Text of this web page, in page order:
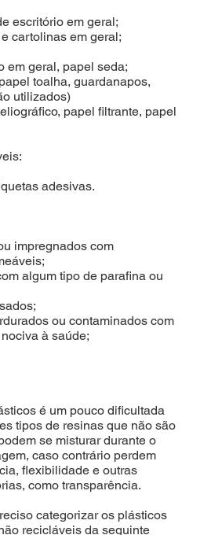
escritório em geral;
cartolinas em geral;
em geral, papel seda;
toalha, guardanapos,
utilizados)
papel filtrante, papel
adesivas.
impregnados com
algum tipo de parafina ou
ou contaminados com
à saúde;
é um pouco dificultada
tipos de resinas que não são
se misturar durante o
caso contrário perdem
flexibilidade e outras
como transparência.
categorizar os plásticos
recicláveis da seguinte